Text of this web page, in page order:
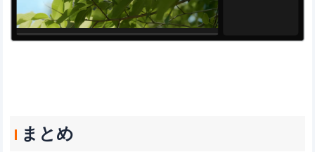
まとめ